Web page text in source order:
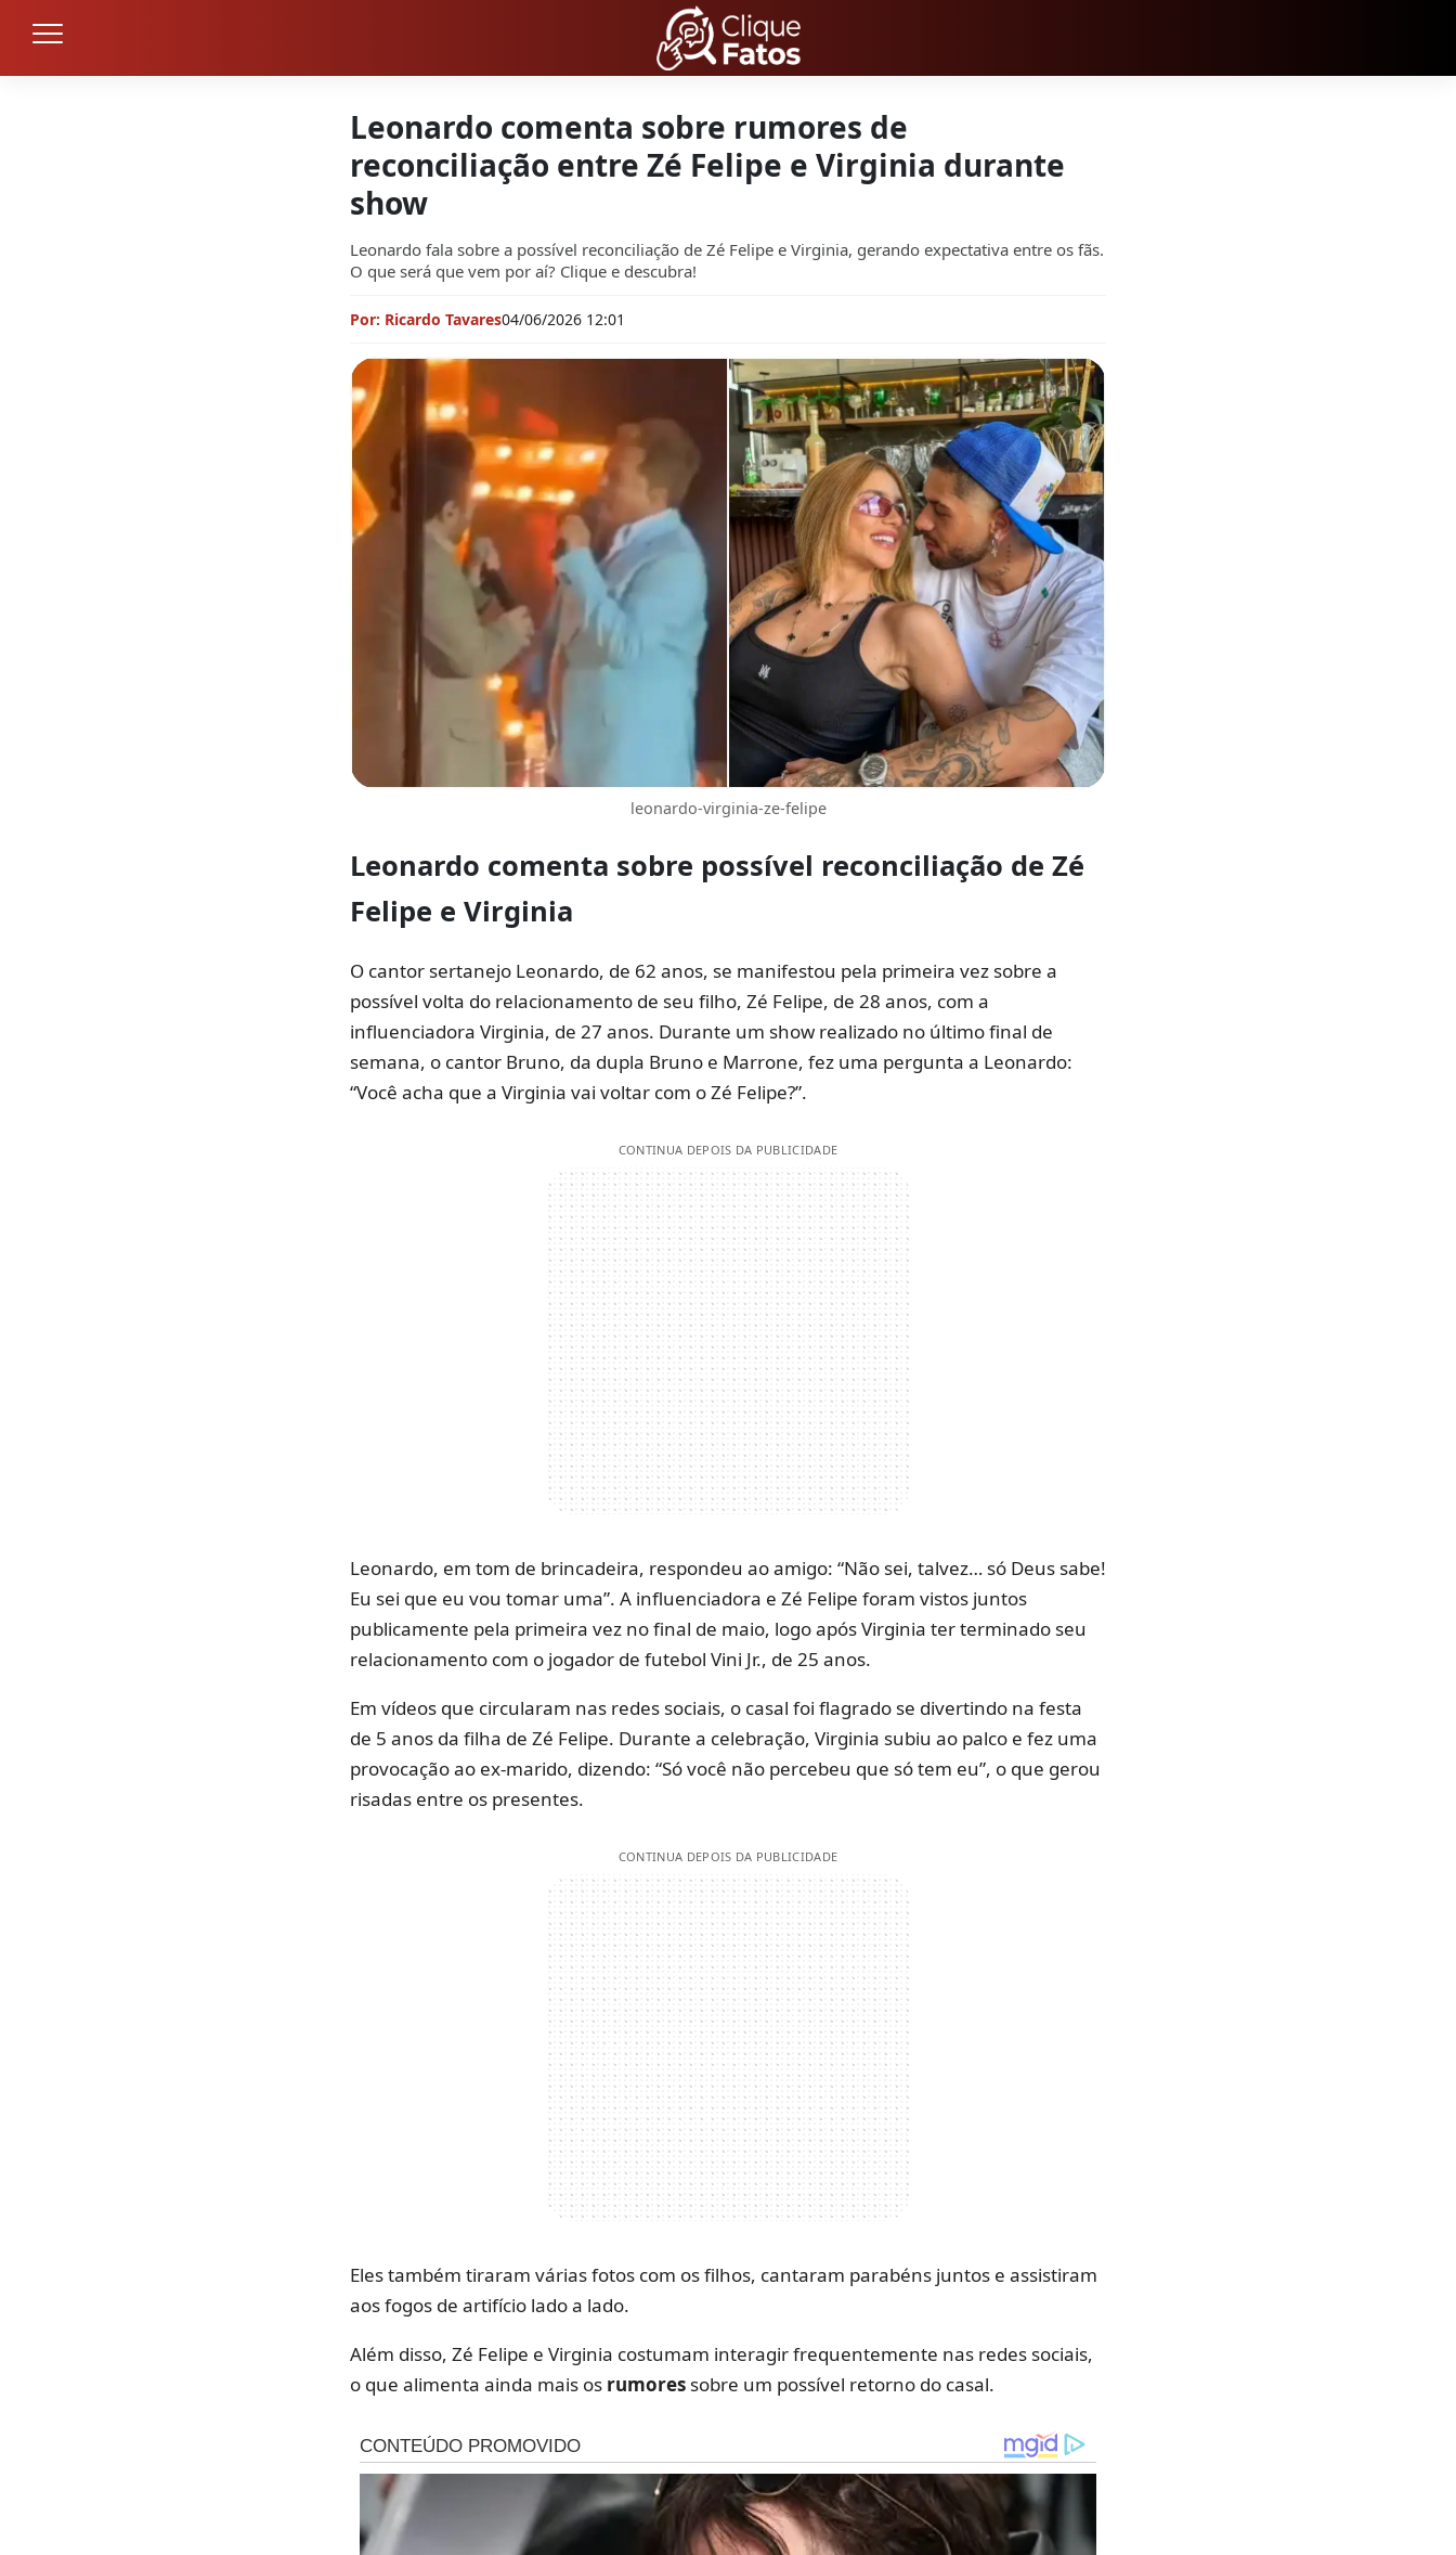
Leonardo comenta sobre rumores de
reconciliação entre Zé Felipe e Virginia durante
show
Leonardo fala sobre a possível reconciliação de Zé Felipe e Virginia, gerando expectativa entre os fãs.
O que será que vem por aí? Clique e descubra!
Por: Ricardo Tavares04/06/2026 12:01
leonardo-virginia-ze-felipe
Leonardo comenta sobre possível reconciliação de Zé
Felipe e Virginia
O cantor sertanejo Leonardo, de 62 anos, se manifestou pela primeira vez sobre a
possível volta do relacionamento de seu filho, Zé Felipe, de 28 anos, com a
influenciadora Virginia, de 27 anos. Durante um show realizado no último final de
semana, o cantor Bruno, da dupla Bruno e Marrone, fez uma pergunta a Leonardo:
“Você acha que a Virginia vai voltar com o Zé Felipe?”.
CONTINUA DEPOIS DA PUBLICIDADE
Leonardo, em tom de brincadeira, respondeu ao amigo: “Não sei, talvez… só Deus sabe!
Eu sei que eu vou tomar uma”. A influenciadora e Zé Felipe foram vistos juntos
publicamente pela primeira vez no final de maio, logo após Virginia ter terminado seu
relacionamento com o jogador de futebol Vini Jr., de 25 anos.
Em vídeos que circularam nas redes sociais, o casal foi flagrado se divertindo na festa
de 5 anos da filha de Zé Felipe. Durante a celebração, Virginia subiu ao palco e fez uma
provocação ao ex-marido, dizendo: “Só você não percebeu que só tem eu”, o que gerou
risadas entre os presentes.
CONTINUA DEPOIS DA PUBLICIDADE
Eles também tiraram várias fotos com os filhos, cantaram parabéns juntos e assistiram
aos fogos de artifício lado a lado.
Além disso, Zé Felipe e Virginia costumam interagir frequentemente nas redes sociais,
o que alimenta ainda mais os rumores sobre um possível retorno do casal.